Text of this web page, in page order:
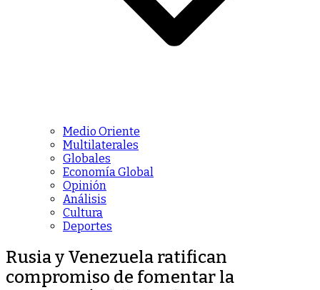
Medio Oriente
Multilaterales
Globales
Economía Global
Opinión
Análisis
Cultura
Deportes
Rusia y Venezuela ratifican
compromiso de fomentar la